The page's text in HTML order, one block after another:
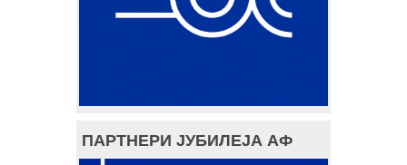
ПАРТНЕРИ ЈУБИЛЕЈА АФ